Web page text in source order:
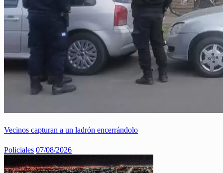
Vecinos capturan a un ladrón encerrándolo
Policiales 07/08/2026